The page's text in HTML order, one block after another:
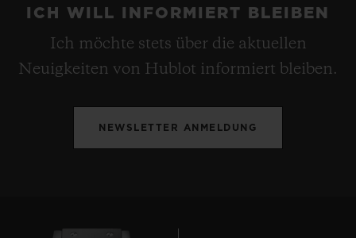
ICH WILL INFORMIERT BLEIBEN
Ich möchte stets über die aktuellen
Neuigkeiten von Hublot informiert bleiben.
NEWSLETTER ANMELDUNG